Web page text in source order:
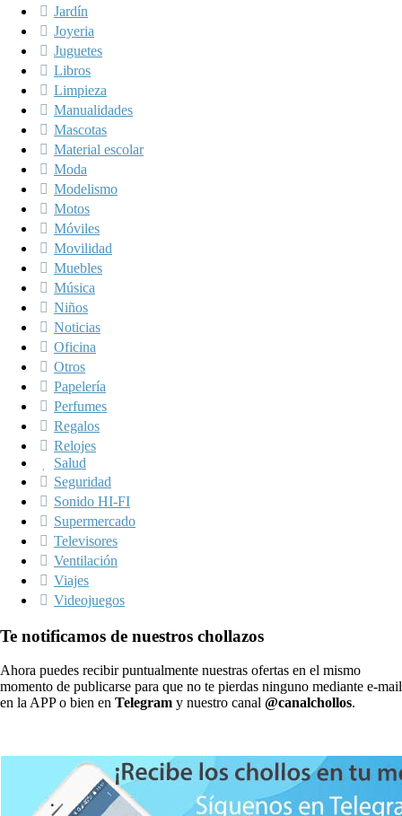
Jardín
Joyeria
Juguetes
Libros
Limpieza
Manualidades
Mascotas
Material escolar
Moda
Modelismo
Motos
Móviles
Movilidad
Muebles
Música
Niños
Noticias
Oficina
Otros
Papelería
Perfumes
Regalos
Relojes
Salud
Seguridad
Sonido HI-FI
Supermercado
Televisores
Ventilación
Viajes
Videojuegos
Te notificamos de nuestros chollazos
Ahora puedes recibir puntualmente nuestras ofertas en el mismo
momento de publicarse para que no te pierdas ninguno mediante e-mail
en la APP o bien en Telegram y nuestro canal @canalchollos.